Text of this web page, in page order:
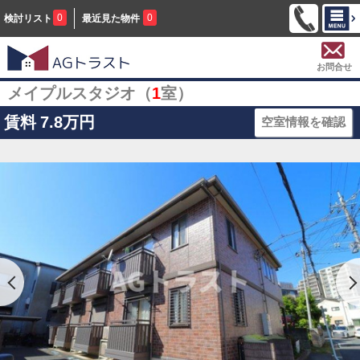
検討リスト 0 最近見た物件 0
お問合せ
メイプルスタジオ（1室）
賃料 7.8万円 空室情報を確認